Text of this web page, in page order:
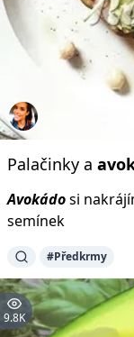
Palačinky a
Avokádosi
semínek
#Předkrmy
9.8K